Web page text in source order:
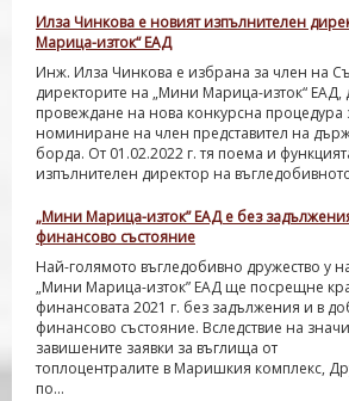
Илза Чинкова е новият изпълнителен
Марица-изток“ ЕАД
Инж. Илза Чинкова е избрана за член на
директорите на „Мини Марица-изток“ ЕАД,
провеждане на нова конкурсна процедура
номиниране на член представител на
борда. От 01.02.2022 г. тя поема и
изпълнителен директор на
„Мини Марица-изток” ЕАД е без
финансово състояние
Най-голямото въгледобивно дружество у
„Мини Марица-изток” ЕАД ще посрещне
финансовата 2021 г. без задължения и в
финансово състояние. Вследствие на
завишените заявки за въглища от
топлоцентралите в Маришкия комплекс,
по...